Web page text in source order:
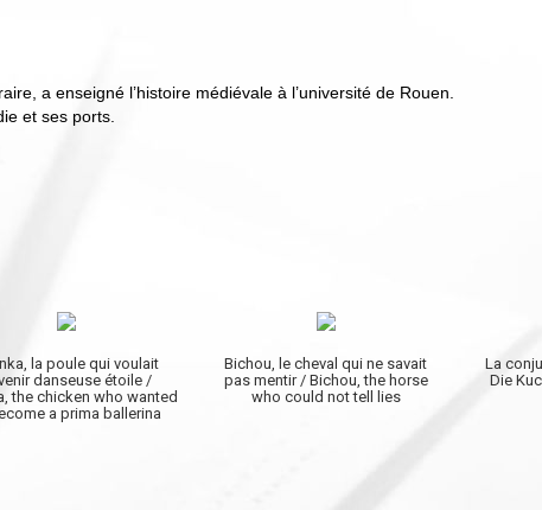
a enseigné l’histoire médiévale à l’université de Rouen.
et ses ports.
la poule qui voulait
danseuse étoile /
the chicken who wanted
a prima ballerina
Bichou, le cheval qui ne savait
pas mentir / Bichou, the horse
who could not tell lies
La
Die